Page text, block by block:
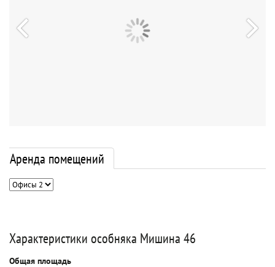
Аренда помещений
Характеристики особняка Мишина 46
Общая площадь